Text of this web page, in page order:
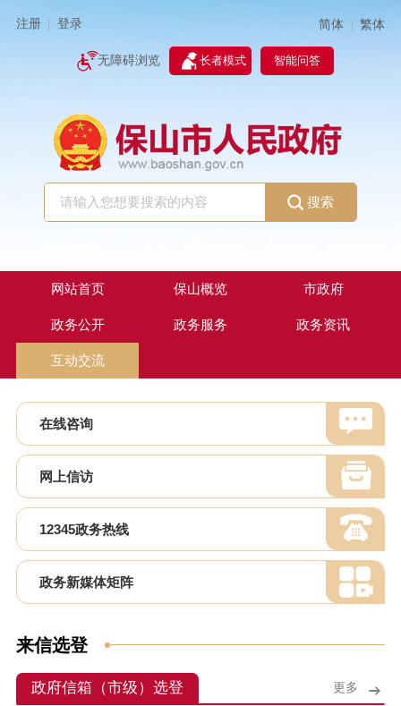
注册 登录 简体 | 繁体
无障碍浏览 长者模式 智能问答
搜索
网站首页 保山概览 市政府
政务公开 政务服务 政务资讯
互动交流
在线咨询
网上信访
12345政务热线
政务新媒体矩阵
来信选登
政府信箱（市级）选登 更多